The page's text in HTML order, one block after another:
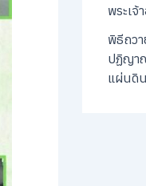
พระเ
พิธีถว
ปฏิญา
แผ่นดิน